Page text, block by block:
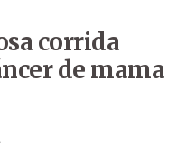
corrida
de mama